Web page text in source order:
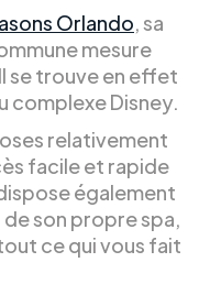
Orlando, sa
mesure
se trouve en effet
complexe Disney.
relativement
facile et rapide
également
son propre spa,
ce qui vous fait